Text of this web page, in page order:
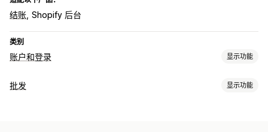
结账 Shopify 后台
类别
账户和登录 显示功能
客户登录
批发 显示功能